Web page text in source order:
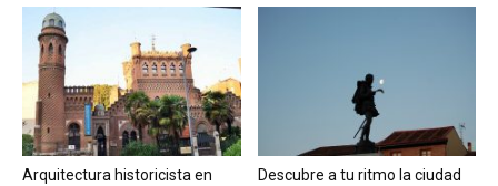
Arquitectura historicista en
Descubre a tu ritmo la ciudad